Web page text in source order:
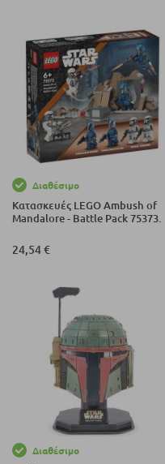
Διαθέσιμο
Κατασκευές LEGO Ambush of
Mandalore - Battle Pack 75373.
24,54 €
Διαθέσιμο